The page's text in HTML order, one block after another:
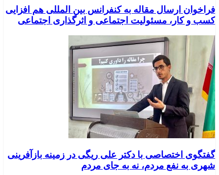
فراخوان ارسال مقاله به کنفرانس بین المللی هم افزایی
کسب و کار، مسئولیت اجتماعی و اثرگذاری اجتماعی
گفتگوی اختصاصی با دکتر علی ریگی در زمینه بازآفرینی
شهری به نفع مردم، نه به جای مردم